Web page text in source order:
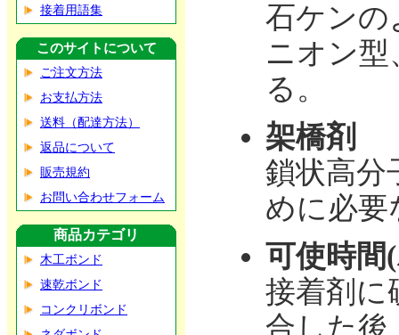
接着用語集
このサイトについて
ご注文方法
お支払方法
送料（配達方法）
返品について
販売規約
お問い合わせフォーム
商品カテゴリ
木工ボンド
速乾ボンド
コンクリボンド
石ケンの
ニオン
る。
架橋剤
鎖状高分
めに必要
可使時間
接着剤に
合した後